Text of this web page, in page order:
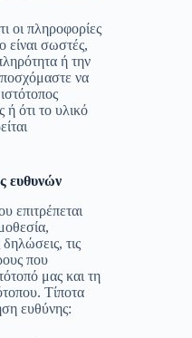
οι πληροφορίες
είναι σωστές,
ή την
να
ή ότι το υλικό
ευθυνών
επιτρέπεται
τις
που
μας και τη
Τίποτα
ευθύνης: